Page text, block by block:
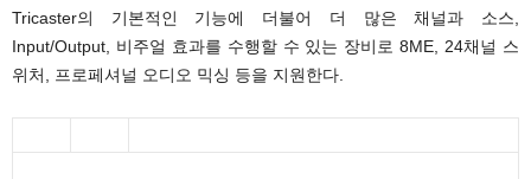
Tricaster의 기본적인 기능에 더불어 더 많은 채널과 소스,
Input/Output, 비주얼 효과를 수행할 수 있는 장비로 8ME, 24채널 스
위처, 프로페셔널 오디오 믹싱 등을 지원한다.